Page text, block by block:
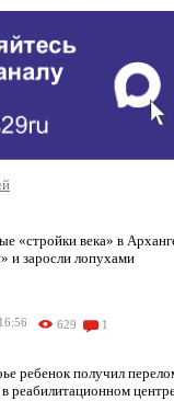
«стройки века» в
и заросли лопухами
629 1
ребенок получил
реабилитационном